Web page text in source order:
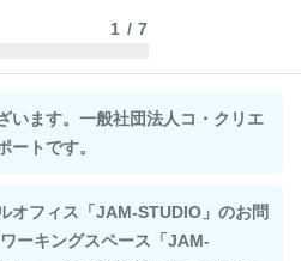
1 /7
います。一般社団法人コ・クリエ
ートです。
オフィス「JAM-STUDIO」のお問
ーキングスペース「JAM-